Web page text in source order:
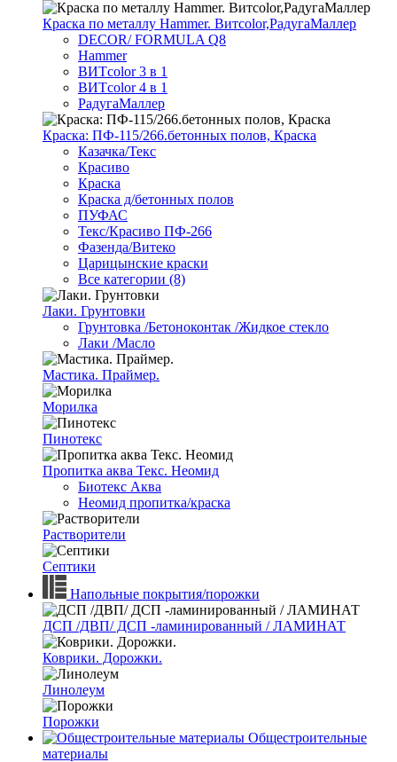
Краска по металлу Hammer. Витcolor,РадугаМаллер
DECOR/ FORMULA Q8
Hammer
ВИТcolor 3 в 1
ВИТcolor 4 в 1
РадугаМаллер
Краска: ПФ-115/266.бетонных полов, Краска
Казачка/Текс
Красиво
Краска
Краска д/бетонных полов
ПУФАС
Текс/Красиво ПФ-266
Фазенда/Витеко
Царицынские краски
Все категории (8)
Лаки. Грунтовки
Грунтовка /Бетоноконтак /Жидкое стекло
Лаки /Масло
Мастика. Праймер.
Морилка
Пинотекс
Пропитка аква Текс. Неомид
Биотекс Аква
Неомид пропитка/краска
Растворители
Септики
Напольные покрытия/порожки
ДСП /ДВП/ ДСП -ламинированный / ЛАМИНАТ
Коврики. Дорожки.
Линолеум
Порожки
Общестроительные
материалы